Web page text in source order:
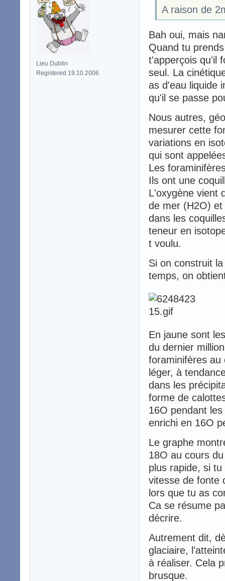
Lieu Dublin
Registered 19.10.2006
A raison de
Bah oui, mais
Quand tu
t'apperçois qu'il
seul. La
as d'eau liquide
qu'il se passe
Nous autres,
mesurer cette
variations en
qui sont
Les
Ils ont une
L'oxygène vient
de mer (H2O)
dans les
teneur en
t voulu.
Si on construit
temps, on
En jaune sont
du dernier
foraminifères au
léger, à
dans les
forme de
16O pendant
enrichi en 16O
Le graphe
18O au cours
plus rapide, si
vitesse de fonte
lors que tu as
Ca se résume
décrire.
Autrement dit,
glaciaire,
à réaliser. Cela
brusque.